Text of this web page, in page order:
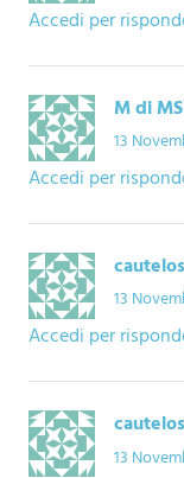
Accedi per
M di MS
13
Accedi per
13
Accedi per
13